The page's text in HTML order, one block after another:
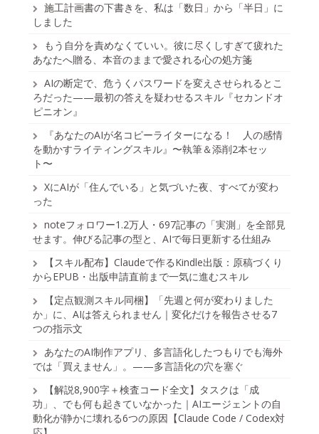
施工計画書の下書きを、私は「数日」から「半日」に
しました
もう自分を責めなくていい。彼に尽くしすぎて疲れた
あなたへ贈る、本音のままで愛される心の処方箋
AIの断定で、危うくパスワードを変えさせられるとこ
ろだった——最初の答えを疑わせるスキル『セカンドオ
ピニオン』
『あなたのAIが名コピーライターになる！ 人の感情
を動かすライティングスキル』〜執筆＆添削2本セッ
ト〜
XにAIが「住んでいる」と気づいた夜、すべてが変わ
った
noteフォロワー1.2万人・697記事の「実測」を全部見
せます。伸びる記事の型と、AIで毎日更新する仕組み
【スキル配布】Claudeで作るKindle出版：原稿づくり
からEPUB・出版申請直前まで一気に進むスキル
【定点観測スキル同梱】「先週と何が変わりました
か」に、AIは答えられません｜変化だけを報告させる7
つの指示文
あなたのAI制作アプリ、多言語化したつもりでも海外
では「買えません」。——多言語化の穴を塞ぐ
【解説8,900字＋検査コード全文】タスクは「成
功」、でも何も起きていなかった｜AIエージェントの自
動化が静かに壊れる6つの原因【Claude Code / Codex対